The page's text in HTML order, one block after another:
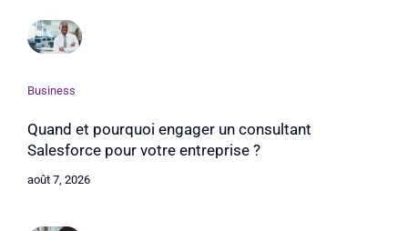
Business
Quand et pourquoi engager un consultant
Salesforce pour votre entreprise ?
août 7, 2026